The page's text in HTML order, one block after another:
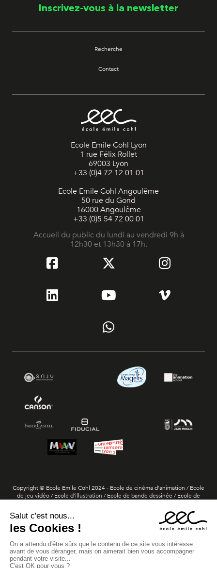
Inscrivez-vous à la newsletter
Recherche
Contact
Ecole Emile Cohl Lyon
1 rue Félix Rollet
69003 Lyon
+33 (0)4 72 12 01 01
Ecole Emile Cohl Angoulême
50 rue du Gond
16000 Angoulême
+33 (0)5 54 72 00 01
Accueil du public du lundi au vendredi 9h à
12h30 et 13h30 à 17h.
Copyright © Ecole Emile Cohl 2024 - Ecole de cinéma d'animation / Ecole
de jeu vidéo / Ecole d'illustration / Ecole de bande dessinée / Ecole de
Diplôme visé de Dessinateur Praticien / niveau 6 par le ministère de
l'Enseignement supérieur et de la Recherche (arrêté du 24 juin 2020, paru
au BO n°29 du 16 juillet 2020)
Diplôme visé de Dessinateur 3D / niveau 6 par le ministère de
l'Enseignement supérieur et de la Recherche (arrêté du 12 janvier 2023,
paru au BO n°4 du 26 janvier 2023)
Titre de Concepteur artistique - Réalisateur de jeu vidéo / niveau 7